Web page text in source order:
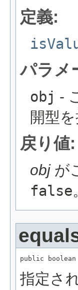
定義:
パラメ
obj -
開型を
戻り値:
objが
false
public boolean
指定さ